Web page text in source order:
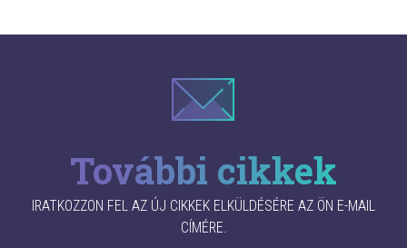
További cikkek
IRATKOZZON FEL AZ ÚJ CIKKEK ELKÜLDÉSÉRE AZ ÖN E-MAIL
CÍMÉRE.